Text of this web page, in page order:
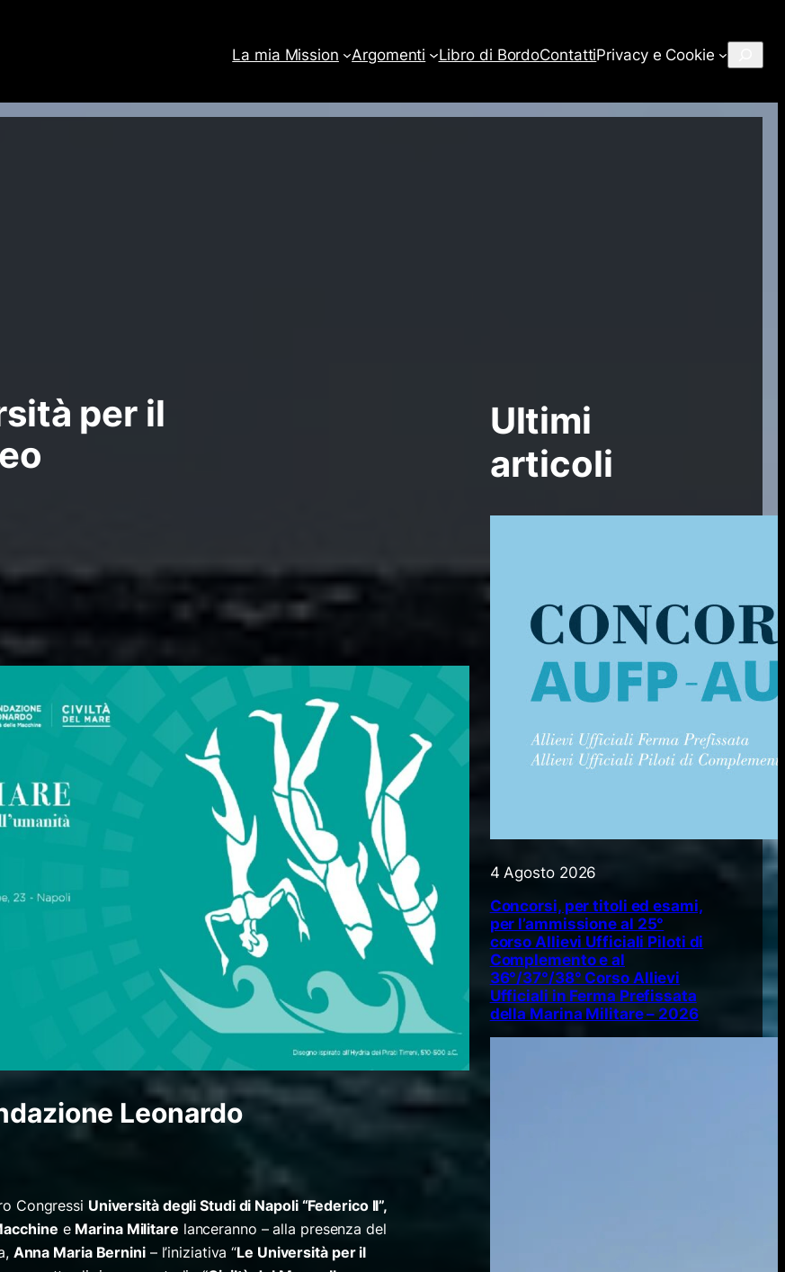
La mia Mission Argomenti Libro di BordoContattiPrivacy e Cookie
per il
Leonardo
Congressi Università degli Studi di Napoli “Federico II”,
e Marina Militare lanceranno – alla presenza del
Anna Maria Bernini– l’iniziativa “Le Università per il
Ultimi
articoli
4 Agosto 2026
Concorsi, per titoli ed esami,
per l’ammissione al 25°
corso Allievi Ufficiali Piloti di
Complemento e al
36°/37°/38° Corso Allievi
Ufficiali in Ferma Prefissata
della Marina Militare – 2026